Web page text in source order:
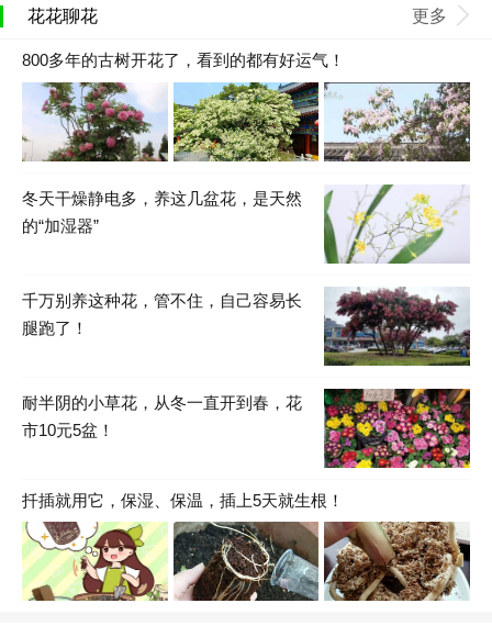
花花聊花 更多
800多年的古树开花了，看到的都有好运气！
冬天干燥静电多，养这几盆花，是天然
的“加湿器”
千万别养这种花，管不住，自己容易长
腿跑了！
耐半阴的小草花，从冬一直开到春，花
市10元5盆！
扦插就用它，保湿、保温，插上5天就生根！